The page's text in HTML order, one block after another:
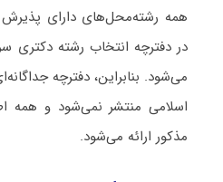
همه رشته‌محل‌های دارای
در دفترچه انتخاب رشته دکتری
می‌شود. بنابراین، دفترچه
اﺳﻼمی منتشر نمی‌شود و همه
مذکور ارائه می‌شود.